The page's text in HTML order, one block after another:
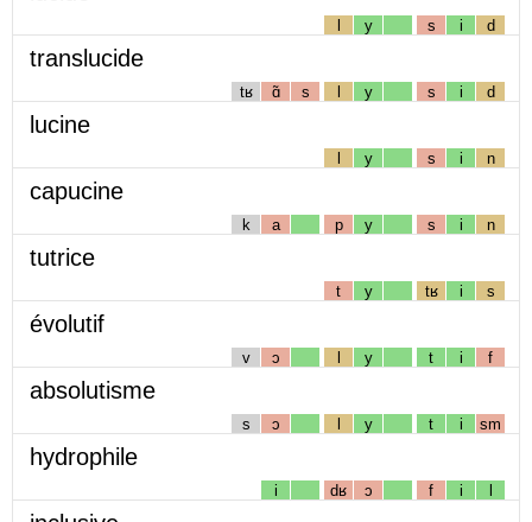
l y s i d
translucide
tʁ ɑ̃ s l y s i d
lucine
l y s i n
capucine
k a p y s i n
tutrice
t y tʁ i s
évolutif
v ɔ l y t i f
absolutisme
s ɔ l y t i sm
hydrophile
i dʁ ɔ f i l